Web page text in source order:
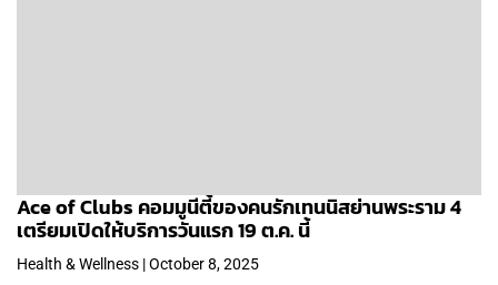
Ace of Clubs คอมมูนีตี้ของคนรักเทนนิสย่านพระราม 4
เตรียมเปิดให้บริการวันแรก 19 ต.ค. นี้
Health & Wellness | October 8, 2025